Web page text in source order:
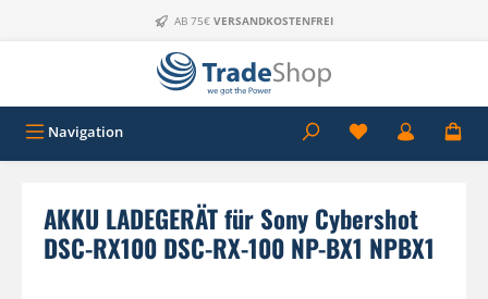
Zum Hauptinhalt springenAB 75€ VERSANDKOSTENFREI
Navigation
AKKU LADEGERÄT für Sony Cybershot
DSC-RX100 DSC-RX-100 NP-BX1 NPBX1